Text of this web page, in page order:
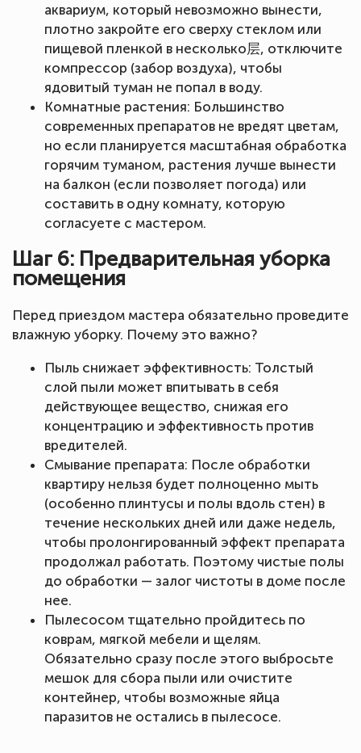
аквариум, который невозможно вынести,
плотно закройте его сверху стеклом или
пищевой пленкой в несколько层, отключите
компрессор (забор воздуха), чтобы
ядовитый туман не попал в воду.
Комнатные растения: Большинство
современных препаратов не вредят цветам,
но если планируется масштабная обработка
горячим туманом, растения лучше вынести
на балкон (если позволяет погода) или
составить в одну комнату, которую
согласуете с мастером.
Шаг 6: Предварительная уборка
помещения
Перед приездом мастера обязательно проведите
влажную уборку. Почему это важно?
Пыль снижает эффективность: Толстый
слой пыли может впитывать в себя
действующее вещество, снижая его
концентрацию и эффективность против
вредителей.
Смывание препарата: После обработки
квартиру нельзя будет полноценно мыть
(особенно плинтусы и полы вдоль стен) в
течение нескольких дней или даже недель,
чтобы пролонгированный эффект препарата
продолжал работать. Поэтому чистые полы
до обработки — залог чистоты в доме после
нее.
Пылесосом тщательно пройдитесь по
коврам, мягкой мебели и щелям.
Обязательно сразу после этого выбросьте
мешок для сбора пыли или очистите
контейнер, чтобы возможные яйца
паразитов не остались в пылесосе.